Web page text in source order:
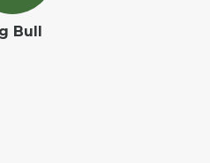
Bull